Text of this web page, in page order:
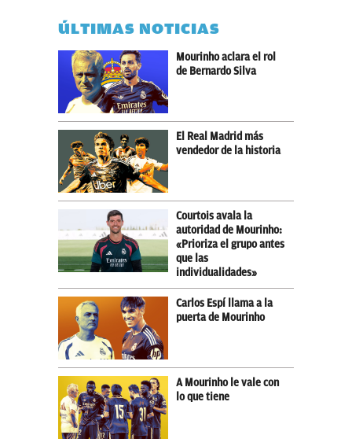
ÚLTIMAS NOTICIAS
Mourinho aclara el rol
de Bernardo Silva
El Real Madrid más
vendedor de la historia
Courtois avala la
autoridad de Mourinho:
«Prioriza el grupo antes
que las
individualidades»
Carlos Espí llama a la
puerta de Mourinho
A Mourinho le vale con
lo que tiene